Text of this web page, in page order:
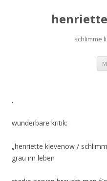
schlimme
.
wunderbare kritik:
„henriette klevenow /
grau im leben